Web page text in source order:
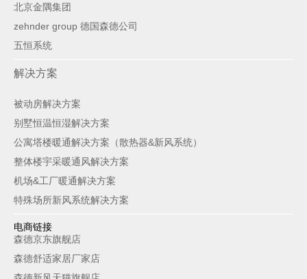
北京金隅集团
zehnder group 德国森德公司
五恒系统
解决方案
被动房解决方案
别墅恒温恒湿解决方案
公寓塔楼暖通解决方案（散热器&新风系统）
整体楼宇采暖通风解决方案
机场&工厂暖通解决方案
特殊场所新风系统解决方案
电商链接
森德京东旗舰店
森德舒适家居厂家店